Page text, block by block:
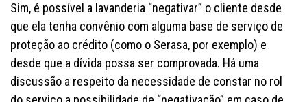
Sim, é possível a lavanderia “negativar” o cliente desde
que ela tenha convênio com alguma base de serviço de
proteção ao crédito (como o Serasa, por exemplo) e
desde que a dívida possa ser comprovada. Há uma
discussão a respeito da necessidade de constar no rol